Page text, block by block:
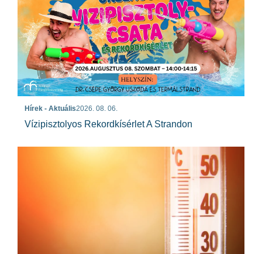
Hírek - Aktuális2026. 08. 06.
Vízipisztolyos Rekordkísérlet A Strandon